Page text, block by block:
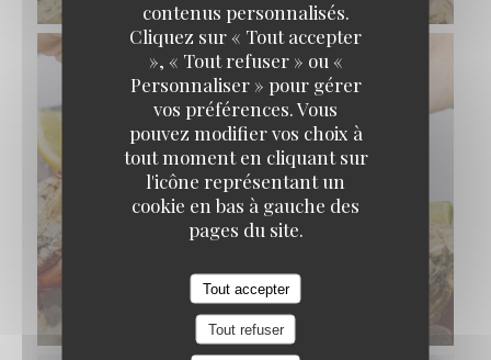
contenus personnalisés.
Cliquez sur « Tout accepter
», « Tout refuser » ou «
Personnaliser » pour gérer
vos préférences. Vous
pouvez modifier vos choix à
tout moment en cliquant sur
l'icône représentant un
cookie en bas à gauche des
pages du site.
Tout accepter
Tout refuser